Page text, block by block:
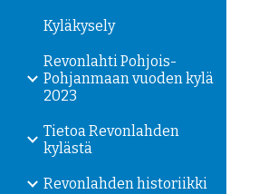
Kyläkysely
Revonlahti Pohjois-
Pohjanmaan vuoden kylä
2023
Tietoa Revonlahden
kylästä
Revonlahden historiikki